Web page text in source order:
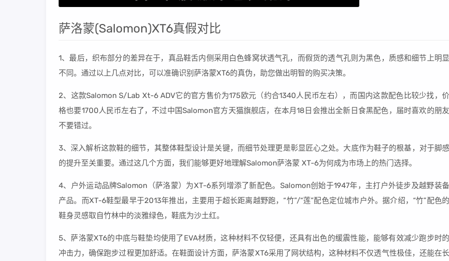
萨洛蒙(Salomon)XT6真假对比
1、最后，织布部分的差异在于，真品鞋舌内侧采用白色蜂窝状透气孔，而假货的透气孔则为黑色，质感和细节上明显
不同。通过以上几点对比，可以准确识别萨洛蒙XT6的真伪，助您做出明智的购买决策。
2、这款Salomon S/Lab Xt-6 ADV它的官方售价为175欧元（约合1340人民币左右），而国内这款配色比较少找，价
格也要1700人民币左右了，不过中国Salomon官方天猫旗舰店，在本月18日会推出全新日食黑配色，届时喜欢的朋友
不要错过。
3、深入解析这款鞋的细节，其整体鞋型设计是关键，而细节处理更是彰显匠心之处。大底作为鞋子的根基，对于脚感
的提升至关重要。通过这几个方面，我们能够更好地理解Salomon萨洛蒙 XT-6为何成为市场上的热门选择。
4、户外运动品牌Salomon（萨洛蒙）为XT-6系列增添了新配色。Salomon创始于1947年，主打户外徒步及越野装备
产品。而XT-6鞋型最早于2013年推出，主要用于超长距离越野跑，“竹”/“莲”配色定位城市户外。据介绍，“竹”配色的
鞋身灵感取自竹林中的淡雅绿色，鞋底为沙土红。
5、萨洛蒙XT6的中底与鞋垫均使用了EVA材质，这种材料不仅轻便，还具有出色的缓震性能，能够有效减少跑步时的
冲击力，确保跑步过程更加舒适。在鞋面设计方面，萨洛蒙XT6采用了网状结构，这种材料不仅透气性极佳，还能在长